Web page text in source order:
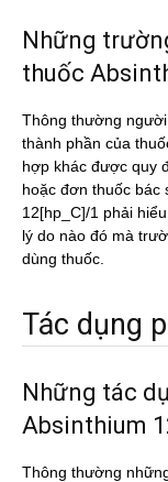
Những
thuốc
Thông thường
thành phần của
hợp khác được quy
hoặc đơn thuốc bác
12[hp_C]/1 phải
lý do nào đó mà
dùng thuốc.
Tác dụng
Những tác
Absinthium
Thông thường